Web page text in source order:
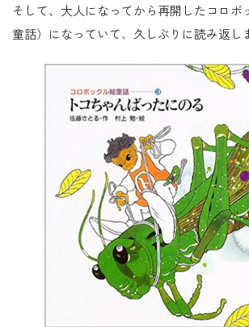
そして、大人になってから再開したコロボ
童話）になっていて、久しぶりに読み返し